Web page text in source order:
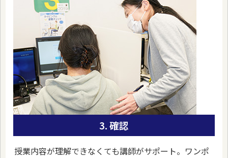
3. 確認
授業内容が理解できなくても講師がサポート。ワンポ